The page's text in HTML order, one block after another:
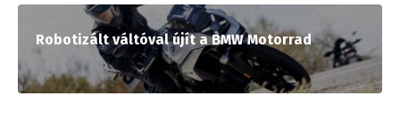
Robotizált váltóval újít a BMW Motorrad